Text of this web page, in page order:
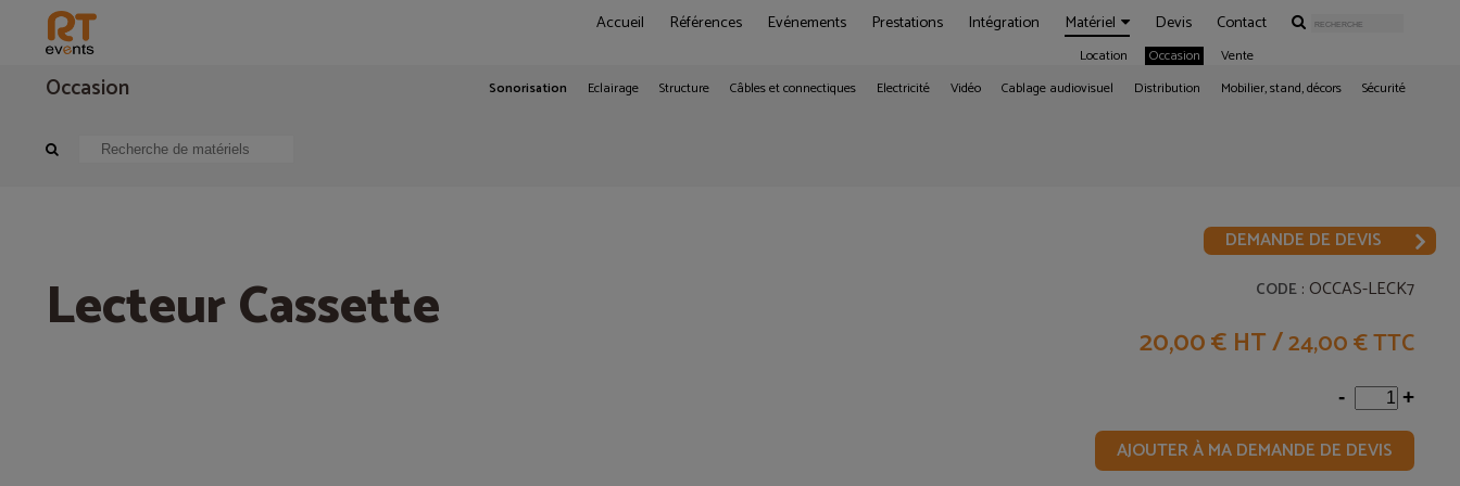
Accueil Références Evénements Prestations Intégration Matériel
Location Occasion Vente
Devis Contact
Occasion Sonorisation Eclairage Structure Câbles et connectiques Electricité Vidéo Cablage audiovisuel Distribution Mobilier, stand, décors Sécurité
Sonorisation Périphérique audio
DEMANDE DE DEVIS
Lecteur Cassette CODE : OCCAS-LECK7
20,00 € HT/24,00 € TTC
- +
AJOUTER À MA DEMANDE DE DEVIS